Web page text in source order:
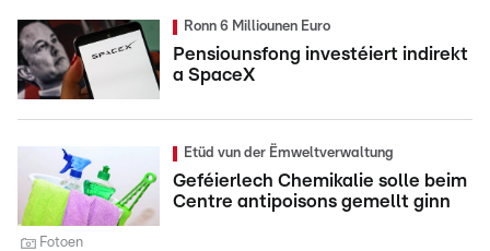
Ronn 6 Milliounen Euro
Pensiounsfong investéiert indirekt
a SpaceX
Etüd vun der Ëmweltverwaltung
Geféierlech Chemikalie solle beim
Centre antipoisons gemellt ginn
Fotoen